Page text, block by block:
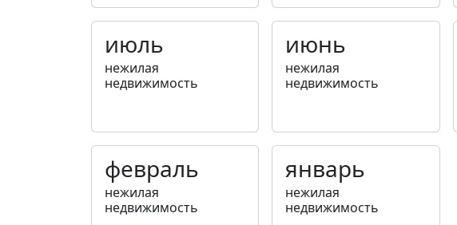
июль
нежилая
недвижимость
июнь
нежилая
недвижимость
февраль
нежилая
недвижимость
январь
нежилая
недвижимость